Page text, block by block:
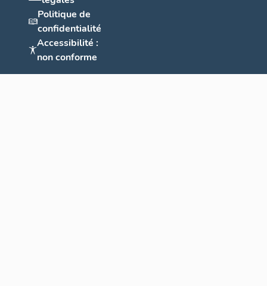
Politique de
confidentialité
Accessibilité :
non conforme